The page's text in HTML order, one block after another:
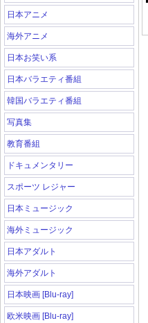
日本アニメ
海外アニメ
日本お笑い系
日本バラエティ番組
韓国バラエティ番組
写真集
教育番組
ドキュメンタリー
スポーツ レジャー
日本ミュージック
海外ミュージック
日本アダルト
海外アダルト
日本映画 [Blu-ray]
欧米映画 [Blu-ray]